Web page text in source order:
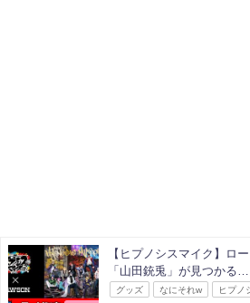
【ヒプノシスマイク】ロ
「山田銃兎」が見つかる
グッズ なにそれw ヒプノ